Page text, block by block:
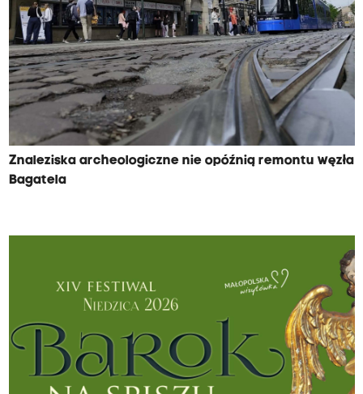
Znaleziska archeologiczne nie opóźnią remontu węzła
Bagatela